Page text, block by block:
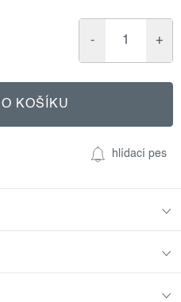
KOŠÍKU
hlídací pes